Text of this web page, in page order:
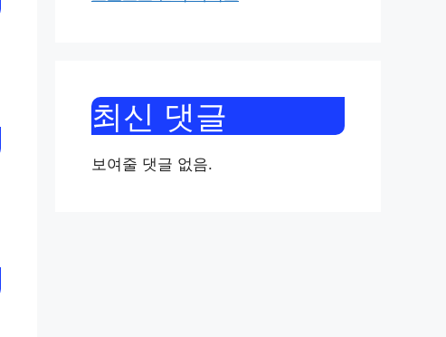
최신 댓글
보여줄 댓글 없음.